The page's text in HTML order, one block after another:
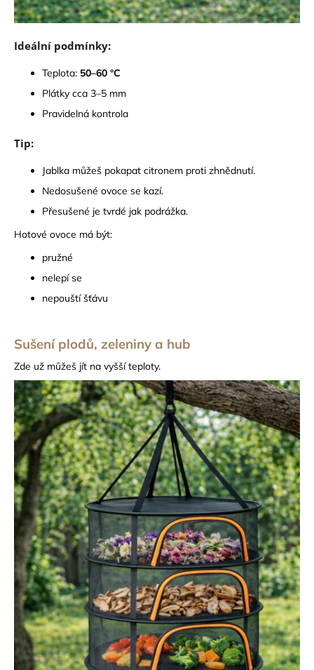
Ideální podmínky:
Teplota: 50–60 °C
Plátky cca 3–5 mm
Pravidelná kontrola
Tip:
Jablka můžeš pokapat citronem proti zhnědnutí.
Nedosušené ovoce se kazí.
Přesušené je tvrdé jak podrážka.
Hotové ovoce má být:
pružné
nelepí se
nepouští šťávu
Sušení plodů, zeleniny a hub
Zde už můžeš jít na vyšší teploty.